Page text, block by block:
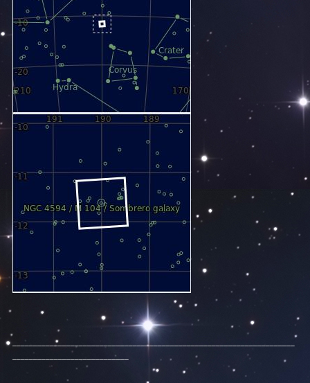
____________________________________________________________________
____________________________